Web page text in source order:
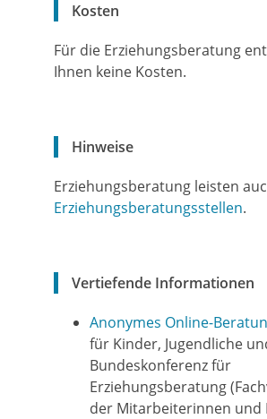
Kosten
Für die Erziehungsberatung
Ihnen keine Kosten.
Hinweise
Erziehungsberatung leisten
Erziehungsberatungsstellen.
Vertiefende Informationen
Anonymes Online-
für Kinder, Jugendliche
Bundeskonferenz für
Erziehungsberatung
der Mitarbeiterinnen